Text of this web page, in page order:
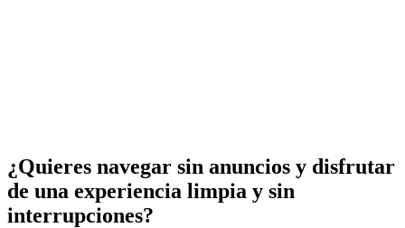
¿Quieres navegar sin anuncios y disfrutar
de una experiencia limpia y sin
interrupciones?